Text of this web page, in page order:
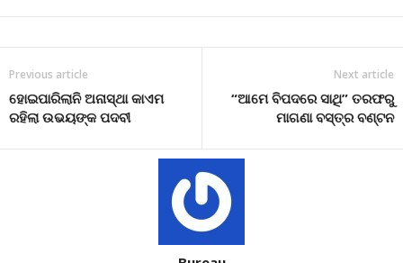
Previous article
ହୋଇପାରିଲାନି ଅନାସ୍ଥା କାଏମ
ରହିଲା ଉଭୟଙ୍କ ପଦବୀ
Next article
“ଆମେ ବିପଦରେ ସାଥି” ତରଫରୁ
ମାଗଣା ବସ୍ତ୍ର ବଣ୍ଟନ